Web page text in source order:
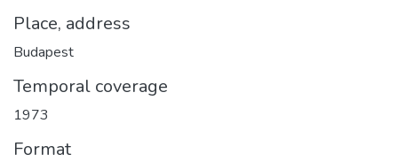
Place, address
Budapest
Temporal coverage
1973
Format